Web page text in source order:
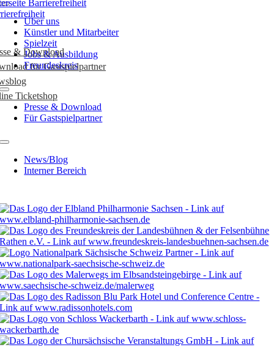
& Download
für Gastspielpartner
Ticketshop
Über uns
Künstler und Mitarbeiter
Spielzeit
Jobs & Ausbildung
Freundeskreis
Presse & Download
Für Gastspielpartner
News/Blog
Interner Bereich